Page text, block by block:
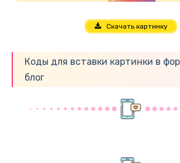
Скачать картинку
Коды для вставки картинки в
блог